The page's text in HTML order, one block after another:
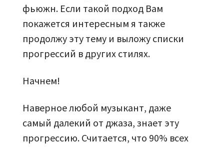
фьюжн. Если такой подход Вам
покажется интересным я также
продолжу эту тему и выложу списки
прогрессий в других стилях.
Начнем!
Наверное любой музыкант, даже
самый далекий от джаза, знает эту
прогрессию. Считается, что 90% всех